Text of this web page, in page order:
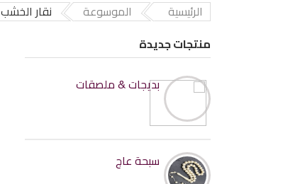
الرئيسية الموسوعة
نقار الخشب
منتجات جديدة
بديجات & ملصقات
سبحة عاج